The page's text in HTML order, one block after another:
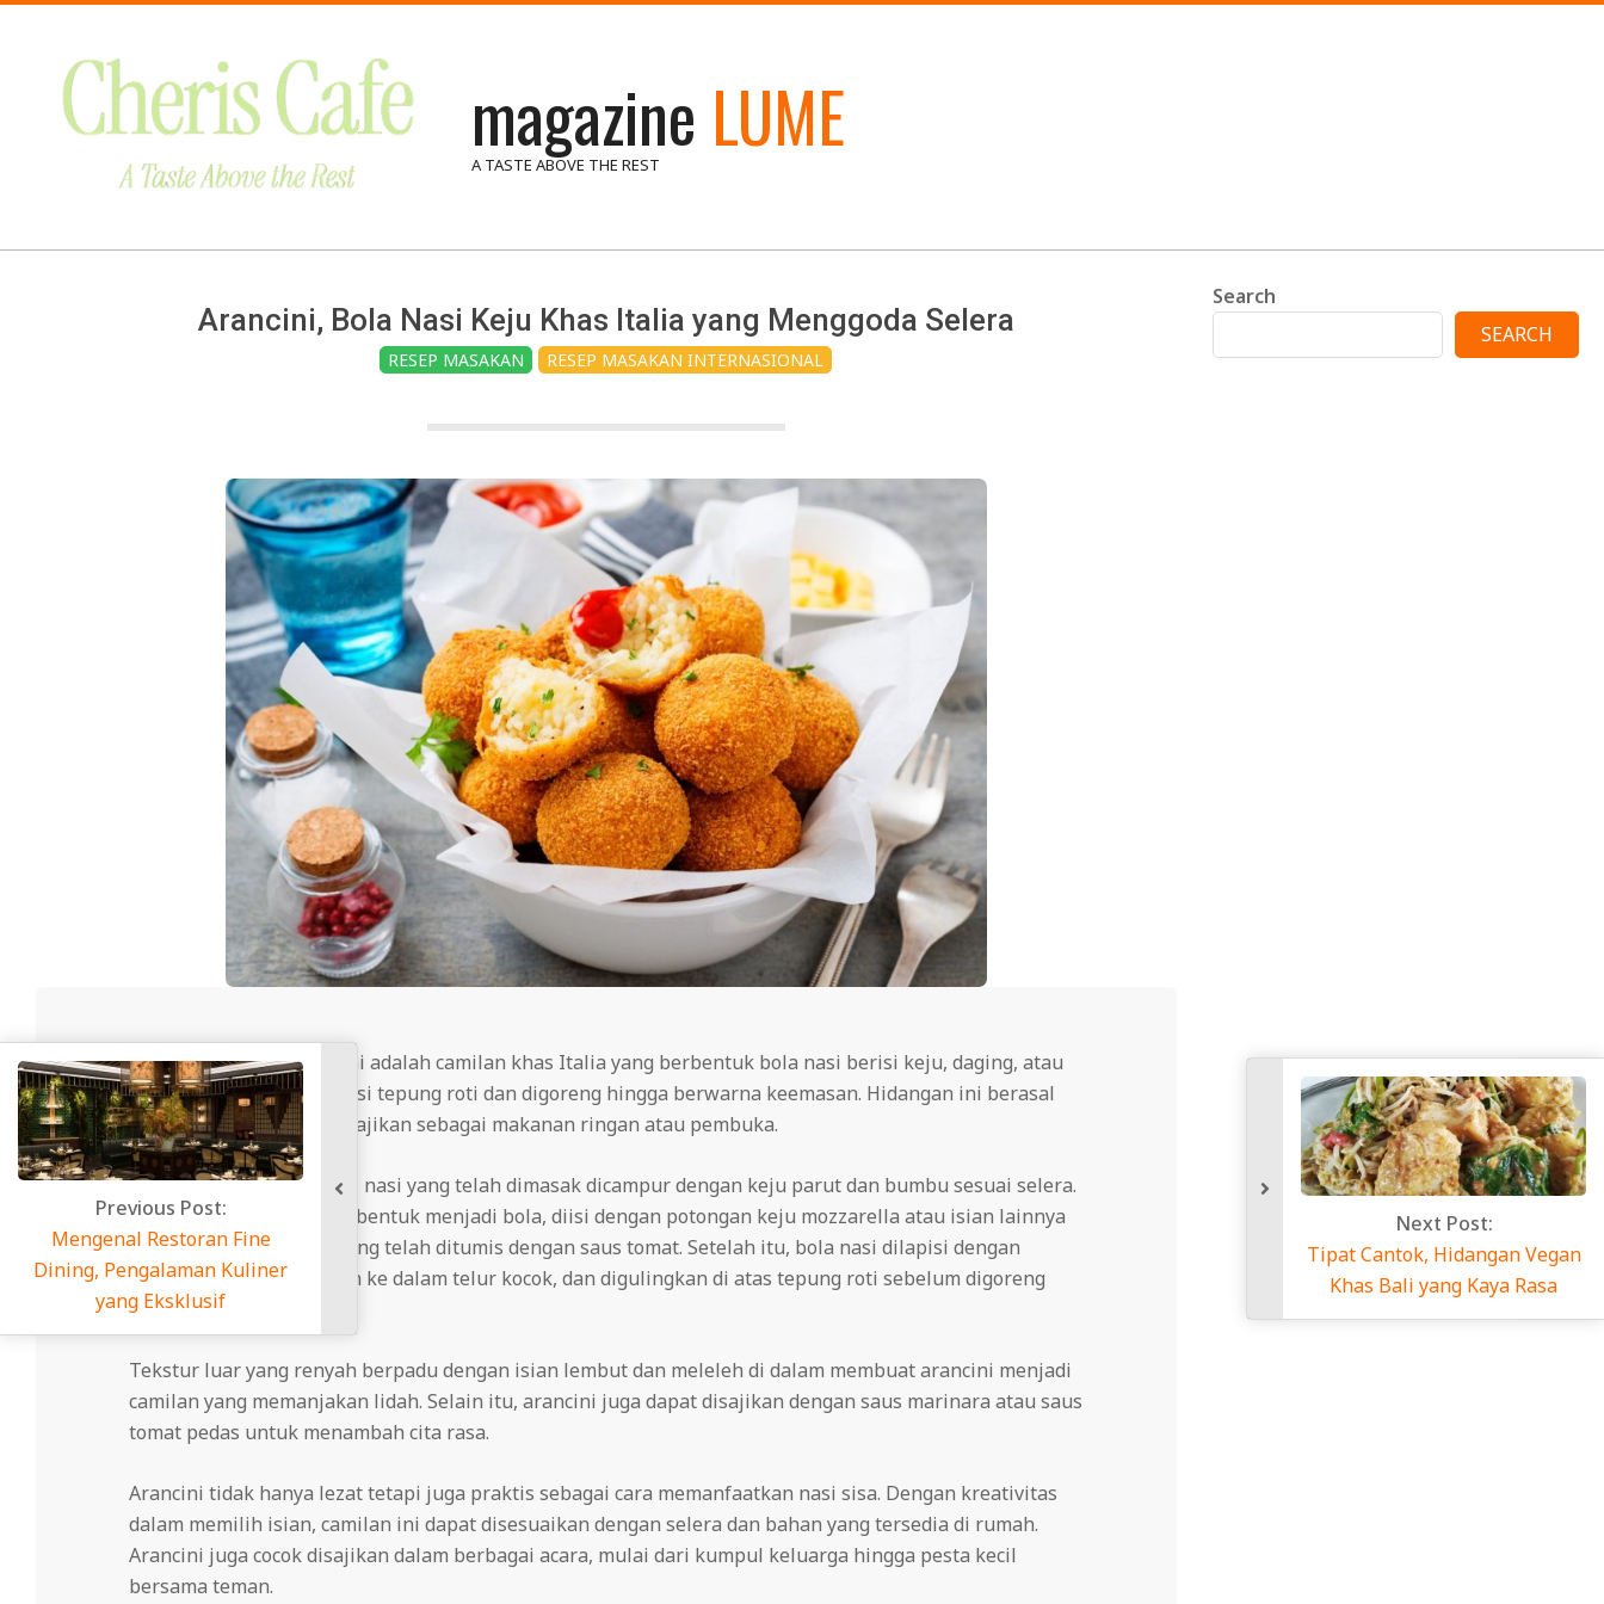
content
magazine LUME
A TASTE ABOVE THE REST
Arancini, Bola Nasi Keju Khas Italia yang Menggoda Selera
RESEP MASAKAN RESEP MASAKAN INTERNASIONAL
cheriscafe.com– Arancini adalah camilan khas Italia yang berbentuk bola nasi berisi keju, daging, atau
sayuran, kemudian dilapisi tepung roti dan digoreng hingga berwarna keemasan. Hidangan ini berasal
dari Sisilia dan sering disajikan sebagai makanan ringan atau pembuka.
Untuk membuat arancini, nasi yang telah dimasak dicampur dengan keju parut dan bumbu sesuai selera.
Adonan nasi kemudian dibentuk menjadi bola, diisi dengan potongan keju mozzarella atau isian lainnya
seperti daging cincang yang telah ditumis dengan saus tomat. Setelah itu, bola nasi dilapisi dengan
tepung terigu, dicelupkan ke dalam telur kocok, dan digulingkan di atas tepung roti sebelum digoreng
hingga renyah.
Tekstur luar yang renyah berpadu dengan isian lembut dan meleleh di dalam membuat arancini menjadi
camilan yang memanjakan lidah. Selain itu, arancini juga dapat disajikan dengan saus marinara atau saus
tomat pedas untuk menambah cita rasa.
Arancini tidak hanya lezat tetapi juga praktis sebagai cara memanfaatkan nasi sisa. Dengan kreativitas
dalam memilih isian, camilan ini dapat disesuaikan dengan selera dan bahan yang tersedia di rumah.
Arancini juga cocok disajikan dalam berbagai acara, mulai dari kumpul keluarga hingga pesta kecil
bersama teman.
Search
SEARCH
Previous Post:
Mengenal Restoran Fine
Dining, Pengalaman Kuliner
yang Eksklusif
Next Post:
Tipat Cantok, Hidangan Vegan
Khas Bali yang Kaya Rasa